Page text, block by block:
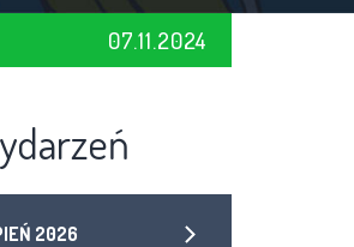
07.11.2024
2026